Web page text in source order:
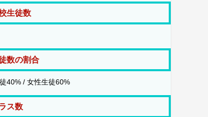
生徒数
数の割合
40% / 女性生徒60%
ス数